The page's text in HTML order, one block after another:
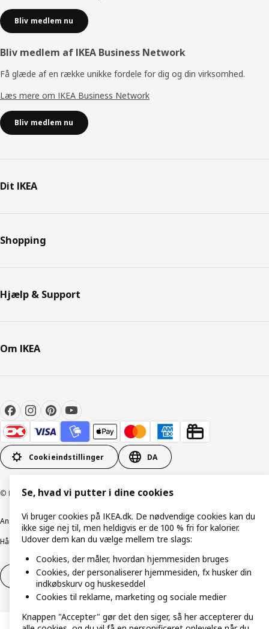
Bliv medlem nu
Bliv medlem af IKEA Business Network
Få glæde af en række unikke fordele for dig og din virksomhed.
Læs mere om IKEA Business Network
Bliv medlem nu
Dit IKEA
Shopping
Hjælp & Support
Om IKEA
Cookieindstillinger DA
© Inter IKEA Systems B.V. 1999-2026
Ansvarlig rapporteringCookiepolitikDigital tilgængelighed
Håndtering af persondataSalgs- og leveringsbetingelser
Fortryd dit køb Fortryd dit køb af service
Se, hvad vi putter i dine cookies
Vi bruger cookies på IKEA.dk. De nødvendige cookies kan du
ikke sige nej til, men heldigvis er de 100 % fri for kalorier.
Udover dem kan du vælge mellem tre slags:
Cookies, der måler, hvordan hjemmesiden bruges
Cookies, der personaliserer hjemmesiden, fx husker din
indkøbskurv og huskeseddel
Cookies til reklame, marketing og sociale medier
Knappen "Accepter" gør det den siger, så her accepterer du